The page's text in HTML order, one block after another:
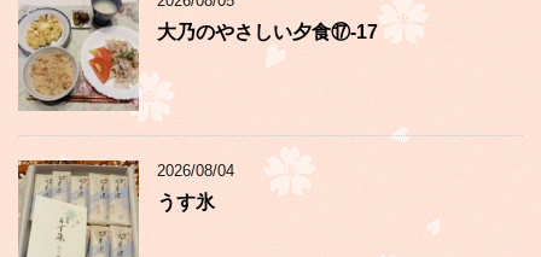
大乃のやさしい夕食⑰-17
2026/08/04
うす氷